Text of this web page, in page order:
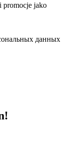
promocje jako
данных